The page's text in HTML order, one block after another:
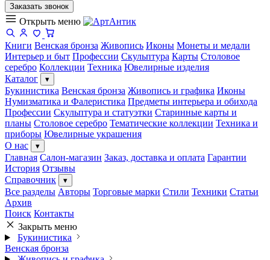
Заказать звонок
Открыть меню
Книги Венская бронза Живопись Иконы Монеты и медали
Интерьер и быт Профессии Скульптура Карты Столовое
серебро Коллекции Техника Ювелирные изделия
Каталог
▾
Букинистика Венская бронза Живопись и графика Иконы
Нумизматика и Фалеристика Предметы интерьера и обихода
Профессии Скульптура и статуэтки Старинные карты и
планы Столовое серебро Тематические коллекции Техника и
приборы Ювелирные украшения
О нас
▾
Главная Салон-магазин Заказ, доставка и оплата Гарантии
История Отзывы
Справочник
▾
Все разделы Авторы Торговые марки Стили Техники Статьи
Архив
Поиск Контакты
Закрыть меню
Букинистика
Венская бронза